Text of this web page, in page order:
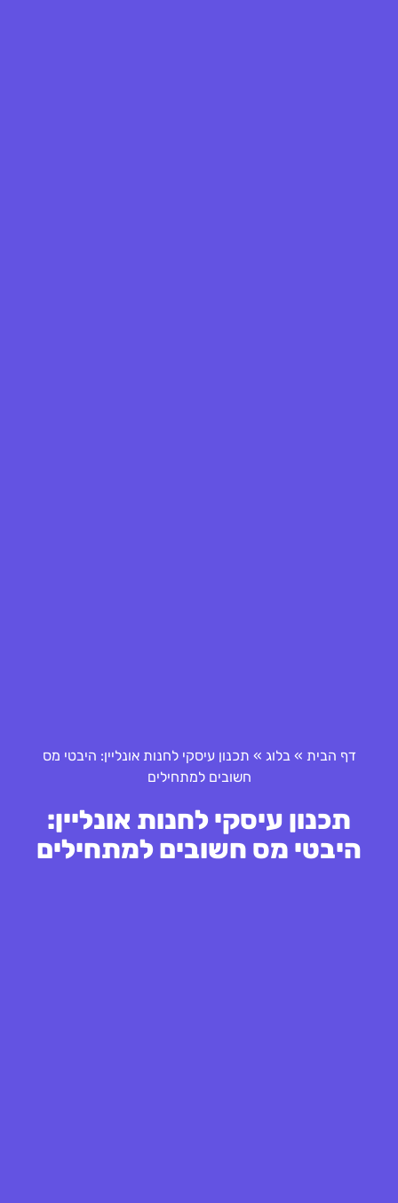
דף הבית »בלוג » תכנון עיסקי לחנות אונליין: היבטי מס
חשובים למתחילים
תכנון עיסקי לחנות אונליין:
היבטי מס חשובים למתחילים